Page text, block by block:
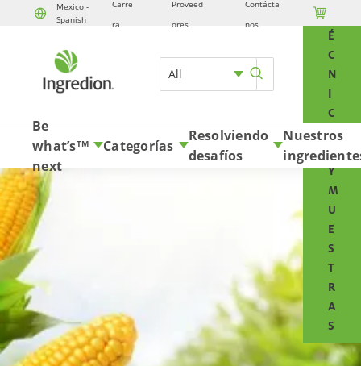
Mexico -
Spanish
Carre
ra
Proveed
ores
Contácta
nos

All
É
C
N
I
C
O
S
Y
M
U
E
S
T
R
A
S
Skip to content
Be
what’s
next
TM Categorías
Resolviendo
desafíos
Nuestros